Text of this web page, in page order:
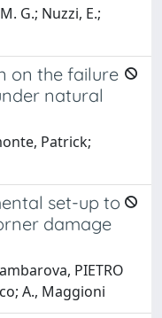
G.; Nuzzi, E.;
on the failure
natural
Patrick;
set-up to
damage
PIETRO
A., Maggioni